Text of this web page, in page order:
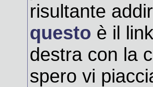
risultante
questo è il
destra con la
spero vi